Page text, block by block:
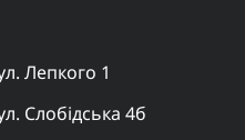
Лепкого 1
Слобідська 4б